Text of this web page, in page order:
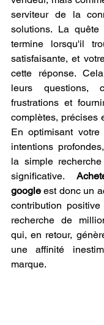
serviteur de la
solutions. La
termine lorsqu'il
satisfaisante, et
cette réponse.
leurs questions,
frustrations et
complètes, précises
En optimisant
intentions
la simple
significative.
google est donc un
contribution
recherche de
qui, en retour,
une affinité
marque.